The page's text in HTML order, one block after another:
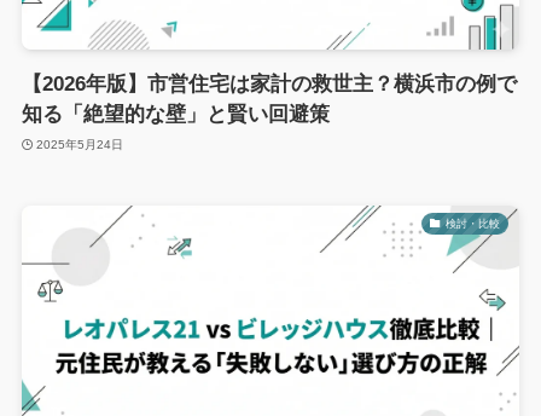
【2026年版】市営住宅は家計の救世主？横浜市の例で
知る「絶望的な壁」と賢い回避策
2025年5月24日
検討・比較